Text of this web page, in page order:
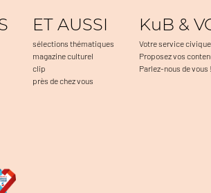
ET AUSSI
sélections thématiques
magazine culturel
clip
près de chez vous
KuB &
Votre service
Proposez vos
Parlez-nous de vous !